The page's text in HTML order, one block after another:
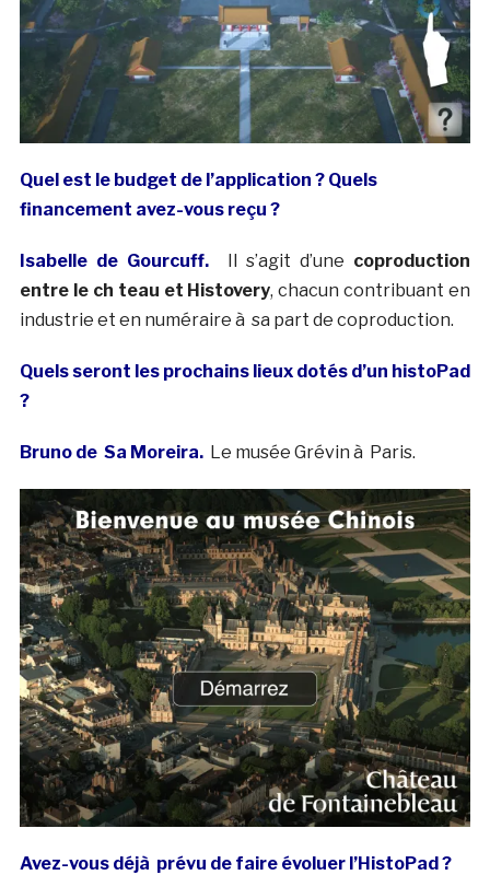
Quel est le budget de l’application ? Quels
financement avez-vous reçu ?
Isabelle de Gourcuff. Il s’agit d’une coproduction
entre le ch teau et Histovery, chacun contribuant en
industrie et en numéraire à sa part de coproduction.
Quels seront les prochains lieux dotés d’un histoPad
?
Bruno de Sa Moreira. Le musée Grévin à Paris.
Avez-vous déjà prévu de faire évoluer l’HistoPad ?